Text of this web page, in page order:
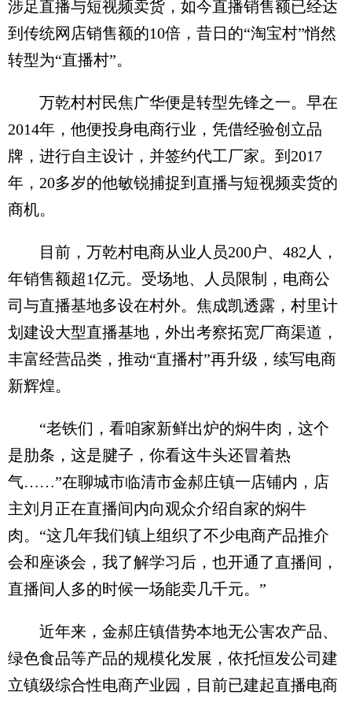
涉足直播与短视频卖货，如今直播销售额已经达
到传统网店销售额的10倍，昔日的“淘宝村”悄然
转型为“直播村”。
万乾村村民焦广华便是转型先锋之一。早在
2014年，他便投身电商行业，凭借经验创立品
牌，进行自主设计，并签约代工厂家。到2017
年，20多岁的他敏锐捕捉到直播与短视频卖货的
商机。
目前，万乾村电商从业人员200户、482人，
年销售额超1亿元。受场地、人员限制，电商公
司与直播基地多设在村外。焦成凯透露，村里计
划建设大型直播基地，外出考察拓宽厂商渠道，
丰富经营品类，推动“直播村”再升级，续写电商
新辉煌。
“老铁们，看咱家新鲜出炉的焖牛肉，这个
是肋条，这是腱子，你看这牛头还冒着热
气……”在聊城市临清市金郝庄镇一店铺内，店
主刘月正在直播间内向观众介绍自家的焖牛
肉。“这几年我们镇上组织了不少电商产品推介
会和座谈会，我了解学习后，也开通了直播间，
直播间人多的时候一场能卖几千元。”
近年来，金郝庄镇借势本地无公害农产品、
绿色食品等产品的规模化发展，依托恒发公司建
立镇级综合性电商产业园，目前已建起直播电商